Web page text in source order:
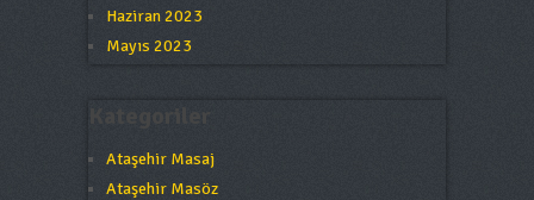
Haziran 2023
Mayıs 2023
Ataşehir Masaj
Ataşehir Masöz